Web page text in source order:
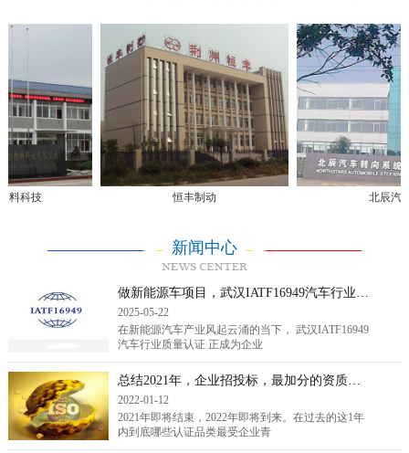
恒丰制动
科技 北辰汽车
新闻中心
做新能源车项目，武汉IATF16949汽车行业质量认证是标配还是敲门砖？
2025-05-22
在新能源汽车产业风起云涌的当下， 武汉IATF16949
汽车行业质量认证 正成为企业
总结2021年，企业招投标，最加分的资质证书排行！（转载）
2022-01-12
2021年即将结束，2022年即将到来。在过去的这1年
内到底哪些认证品类最受企业青